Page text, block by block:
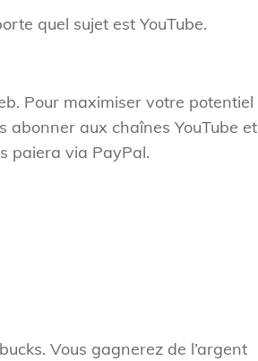
quel sujet est YouTube.
Pour maximiser votre potentiel
abonner aux chaînes YouTube et
paiera via PayPal.
Vous gagnerez de l’argent